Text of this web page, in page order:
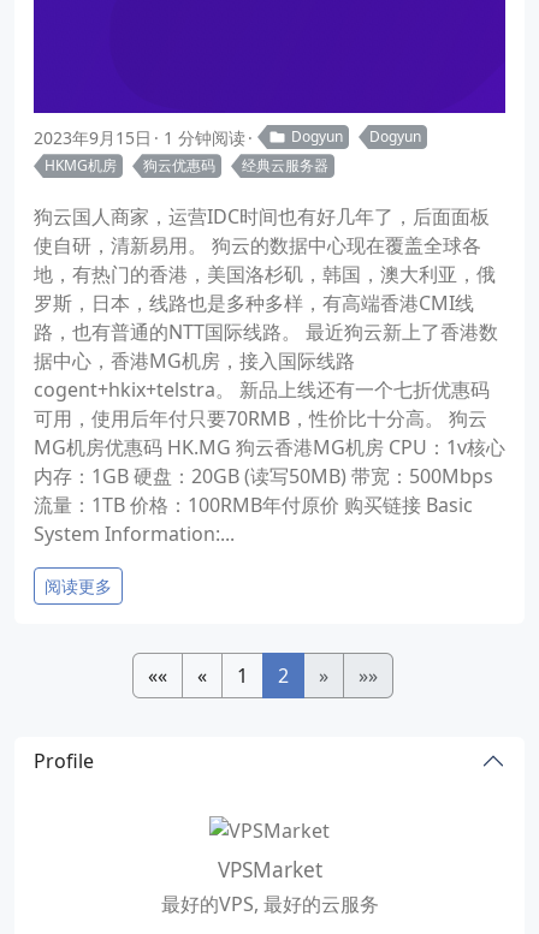
2023年9月15日 1 分钟阅读 Dogyun
Dogyun
HKMG机房
狗云优惠码 经典云服务器
狗云国人商家，运营IDC时间也有好几年了，后面面板
使自研，清新易用。 狗云的数据中心现在覆盖全球各
地，有热门的香港，美国洛杉矶，韩国，澳大利亚，俄
罗斯，日本，线路也是多种多样，有高端香港CMI线
路，也有普通的NTT国际线路。 最近狗云新上了香港数
据中心，香港MG机房，接入国际线路
cogent+hkix+telstra。 新品上线还有一个七折优惠码
可用，使用后年付只要70RMB，性价比十分高。 狗云
MG机房优惠码 HK.MG 狗云香港MG机房 CPU：1v核心
内存：1GB 硬盘：20GB (读写50MB) 带宽：500Mbps
流量：1TB 价格：100RMB年付原价 购买链接 Basic
System Information:...
阅读更多
«« « 1 2 » »»
Profile
VPSMarket
最好的VPS, 最好的云服务